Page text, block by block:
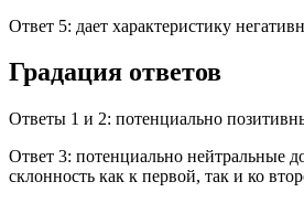
Ответ 5: дает характеристику
Градация ответов
Ответы 1 и 2: потенциально
Ответ 3: потенциально нейтральные
склонность как к первой, так и ко